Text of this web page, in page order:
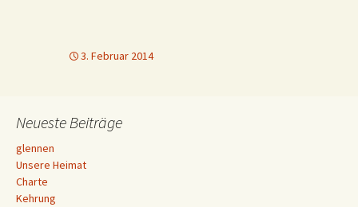
3. Februar 2014
Neueste Beiträge
glennen
Unsere Heimat
Charte
Kehrung